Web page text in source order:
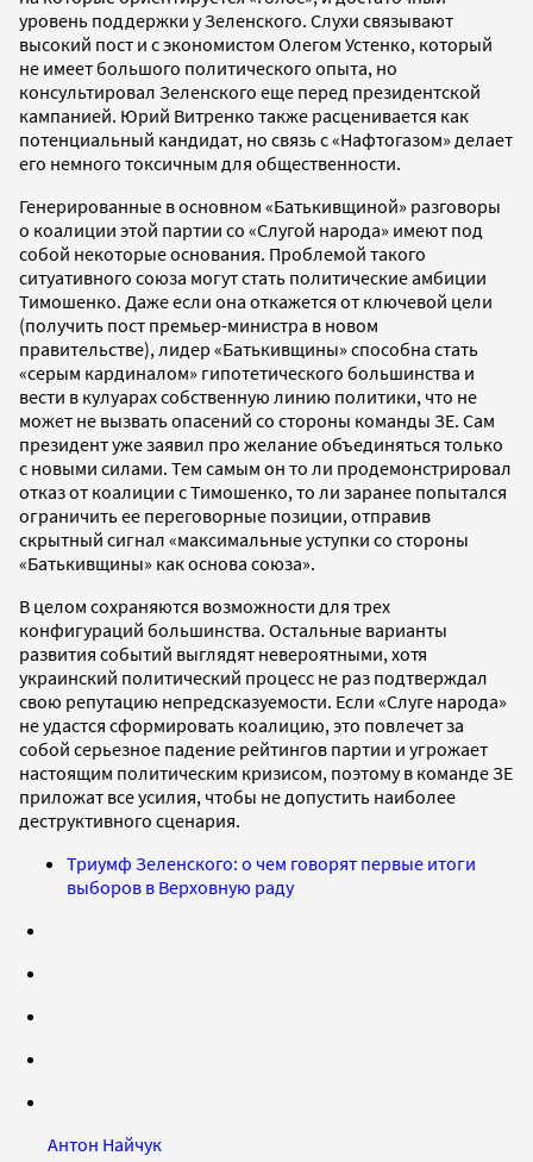
уровень поддержки у Зеленского. Слухи связывают
высокий пост и с экономистом Олегом Устенко, который
не имеет большого политического опыта, но
консультировал Зеленского еще перед президентской
кампанией. Юрий Витренко также расценивается как
потенциальный кандидат, но связь с «Нафтогазом» делает
его немного токсичным для общественности.
Генерированные в основном «Батькивщиной» разговоры
о коалиции этой партии со «Слугой народа» имеют под
собой некоторые основания. Проблемой такого
ситуативного союза могут стать политические амбиции
Тимошенко. Даже если она откажется от ключевой цели
(получить пост премьер-министра в новом
правительстве), лидер «Батькивщины» способна стать
«серым кардиналом» гипотетического большинства и
вести в кулуарах собственную линию политики, что не
может не вызвать опасений со стороны команды ЗЕ. Сам
президент уже заявил про желание объединяться только
с новыми силами. Тем самым он то ли продемонстрировал
отказ от коалиции с Тимошенко, то ли заранее попытался
ограничить ее переговорные позиции, отправив
скрытный сигнал «максимальные уступки со стороны
«Батькивщины» как основа союза».
В целом сохраняются возможности для трех
конфигураций большинства. Остальные варианты
развития событий выглядят невероятными, хотя
украинский политический процесс не раз подтверждал
свою репутацию непредсказуемости. Если «Слуге народа»
не удастся сформировать коалицию, это повлечет за
собой серьезное падение рейтингов партии и угрожает
настоящим политическим кризисом, поэтому в команде ЗЕ
приложат все усилия, чтобы не допустить наиболее
деструктивного сценария.
Триумф Зеленского: о чем говорят первые итоги
выборов в Верховную раду
Антон Найчук